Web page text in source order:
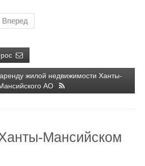
Вперед
жилой недвижимости Ханты-
АО
Мансийском